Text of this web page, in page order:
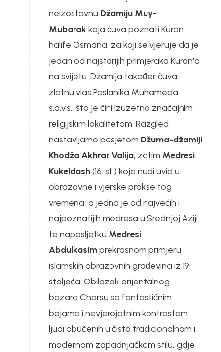
neizostavnu Džamiju Muy-
Mubarak koja čuva poznati Kuran
halife Osmana, za koji se vjeruje da je
jedan od najstarijih primjeraka Kuran'a
na svijetu. Džamija također čuva
zlatnu vlas Poslanika Muhameda
s.a.v.s., što je čini izuzetno značajnim
religijskim lokalitetom. Razgled
nastavljamo posjetom Džuma-džamiji
Khodža Akhrar Valija, zatim Medresi
Kukeldash(16. st.) koja nudi uvid u
obrazovne i vjerske prakse tog
vremena, a jedna je od najvećih i
najpoznatijih medresa u Srednjoj Aziji
te naposljetku Medresi
Abdulkasimprekrasnom primjeru
islamskih obrazovnih građevina iz 19.
stoljeća. Obilazak orijentalnog
bazara Chorsu sa fantastičnim
bojama i nevjerojatnim kontrastom
ljudi obučenih u čisto tradicionalnom i
modernom zapadnjačkom stilu, gdje